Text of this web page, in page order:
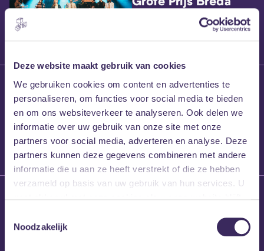
Deze website maakt gebruik van cookies
We gebruiken cookies om content en advertenties te
personaliseren, om functies voor social media te bieden
en om ons websiteverkeer te analyseren. Ook delen we
informatie over uw gebruik van onze site met onze
partners voor social media, adverteren en analyse. Deze
partners kunnen deze gegevens combineren met andere
informatie die u aan ze heeft verstrekt of die ze hebben
verzameld op basis van uw gebruik van hun services. U
Noodzakelijk
2026 geopend met
nieuwe categorie
voor producers
15 april 2026
Sound of Europe
en MEZZ slaan
handen ineen
Mans Weghorst x
Blind Walls Gallery